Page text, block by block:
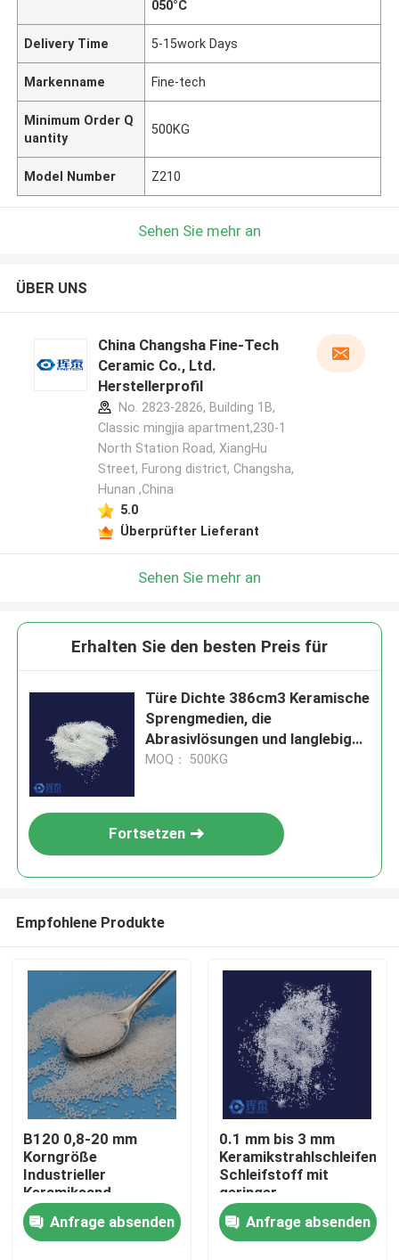
Startseite
Produkte
050°C
Delivery Time 5-15work Days
Markenname Fine-tech
Minimum Order Q
uantity
500KG
Model Number Z210
Sehen Sie mehr an
ÜBER UNS
China Changsha Fine-Tech
Ceramic Co., Ltd.
Herstellerprofil
No. 2823-2826, Building 1B,
Classic mingjia apartment,230-1
North Station Road, XiangHu
Street, Furong district, Changsha,
Hunan ,China
5.0
Überprüfter Lieferant
Sehen Sie mehr an
Erhalten Sie den besten Preis für
Türe Dichte 386cm3 Keramische
Sprengmedien, die
Abrasivlösungen und langlebige
Leistung bei Schmelzpunkt
MOQ： 500KG
Fortsetzen
Empfohlene Produkte
B120 0,8-20 mm
Korngröße
Industrieller
Keramiksand
Langlebig und
Leistungsfähig
Anfrage absenden
0.1 mm bis 3 mm
Keramikstrahlschleifend
Schleifstoff mit
geringer
Staubproduktion,
konstruiert, um eine
gleichmäßige
Anfrage absenden